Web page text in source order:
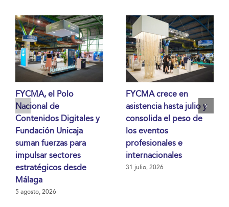
FYCMA, el Polo
Nacional de
Contenidos Digitales y
Fundación Unicaja
suman fuerzas para
impulsar sectores
estratégicos desde
Málaga
5 agosto, 2026
FYCMA crece en
asistencia hasta julio y
consolida el peso de
los eventos
profesionales e
internacionales
31 julio, 2026